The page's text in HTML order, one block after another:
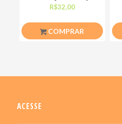
ser simpática não
R$32,00
COMPRAR
ACESSE